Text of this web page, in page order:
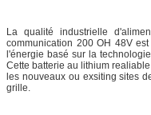
La qualité industrielle
communication 200OH 48V
l'énergie basé sur la
Cette batterie au lithium
les nouveaux ou exsiting sites
grille.